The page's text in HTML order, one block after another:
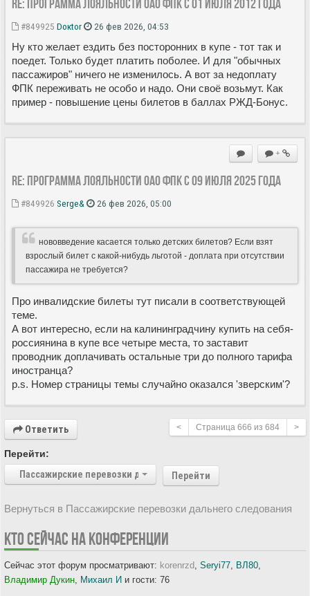
Re: Программа лояльности ОАО ФПК с 01 июля 2012 года
#849925 Doкtor 26 фев 2026, 04:53
Ну кто желает ездить без посторонних в купе - тот так и
поедет. Только будет платить поболее. И для "обычных
пассажиров" ничего не изменилось. А вот за недоплату
ФПК переживать не особо и надо. Они своё возьмут. Как
пример - повышение цены билетов в баллах РЖД-Бонус.
+
Re: Программа лояльности ОАО ФПК с 09 июля 2025 года
#849926 Serge& 26 фев 2026, 05:00
нововведение касается только детских билетов? Если взят
взрослый билет с какой-нибудь льготой - доплата при отсутствии
пассажира не требуется?
Про инвалидские билеты тут писали в соответствующей
теме.
А вот интересно, если на калининградчину купить на себя-
россиянина в купе все четыре места, то заставит
проводник доплачивать остальные три до полного тарифа
иностранца?
p.s. Номер страницы темы случайно оказался 'зверским'?
Ответить < Страница 666 из 684 >
Перейти:
Пассажирские перевозки дальнего следования
Перейти
Вернуться в Пассажирские перевозки дальнего следования
КТО СЕЙЧАС НА КОНФЕРЕНЦИИ
Сейчас этот форум просматривают: korenrzd Seryi77 ВЛ80
Владимир Дукин Михаил И и гости: 76